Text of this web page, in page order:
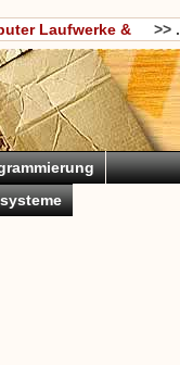
Laufwerke &
>> .